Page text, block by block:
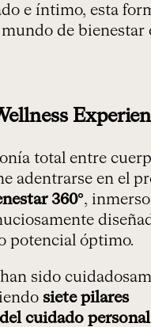
e íntimo, esta
de bienestar
total entre
adentrarse en el
360°,
potencial óptimo.
sido
siete pilares
cuidado personal